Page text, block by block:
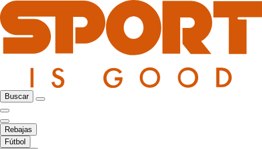
Buscar
Rebajas
Fútbol